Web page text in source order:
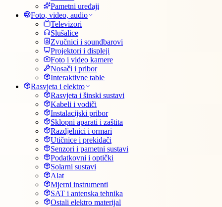
Pametni uređaji
Foto, video, audio
Televizori
Slušalice
Zvučnici i soundbarovi
Projektori i displeji
Foto i video kamere
Nosači i pribor
Interaktivne table
Rasvjeta i elektro
Rasvjeta i šinski sustavi
Kabeli i vodiči
Instalacijski pribor
Sklopni aparati i zaštita
Razdjelnici i ormari
Utičnice i prekidači
Senzori i pametni sustavi
Podatkovni i optički
Solarni sustavi
Alat
Mjerni instrumenti
SAT i antenska tehnika
Ostali elektro materijal